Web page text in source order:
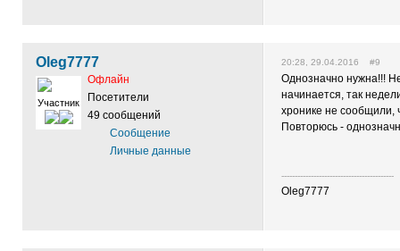
Oleg7777
Участник
Офлайн
Посетители
49 сообщений
Сообщение
Личные данные
20:28, 29.04.2016 #9
Однозначно нужна!!!
начинается, так
хронике не сообщили,
Повторюсь -
------------------------------------------
Oleg7777